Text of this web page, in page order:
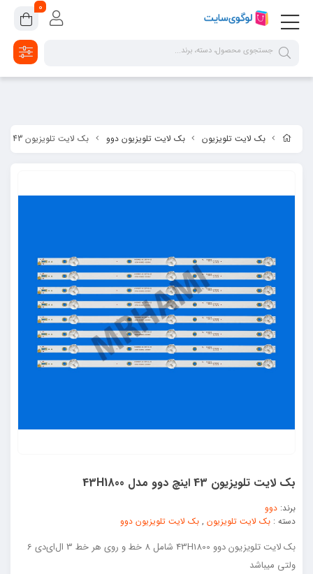
google-site-verification=2dpsKhLIIAHaFZv7ls8lTUR9x1vsg8CYawLf8yMaX1s
بک لایت تلویزیون بک لایت تلویزیون دوو بک لایت تلویزیون 43 اینچ دوو مدل 43H1800
بک لایت تلویزیون 43 اینچ دوو مدل 43H1800
برند: دوو
دسته : بک لایت تلویزیون , بک لایت تلویزیون دوو
بک لایت تلویزیون دوو 43H1800 شامل 8 خط و روی هر خط 3 ال‌ای‌دی 6
ولتی میباشد
0